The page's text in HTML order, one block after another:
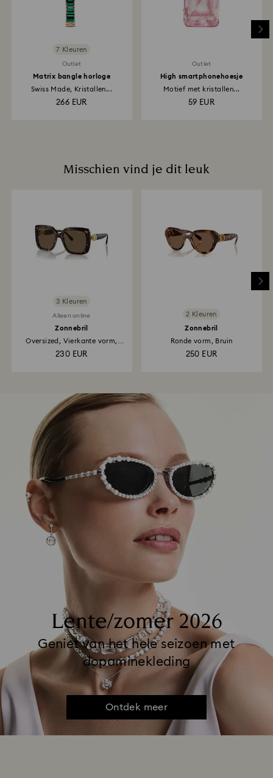
kan 3-4 weken duren vanaf de verzenddatum.
7 Kleuren
Outlet
Matrix bangle horloge
Swiss Made, Kristallen...
266 EUR
Outlet
High smartphonehoesje
Motief met kristallen...
59 EUR
Misschien vind je dit leuk
3 Kleuren
Alleen online
Zonnebril
Oversized, Vierkante vorm,
230 EUR
2 Kleuren
Zonnebril
Ronde vorm, Bruin
250 EUR
Lente/zomer 2026
Geniet van het hele seizoen met
dopaminekleding
Ontdek meer